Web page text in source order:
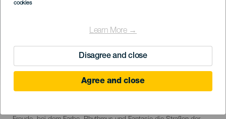
cookies
Learn More →
Disagree and close
Agree and close
Localidad
Moya